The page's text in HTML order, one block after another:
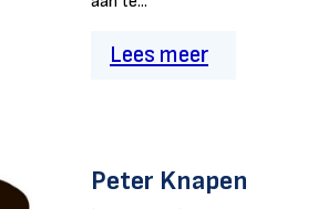
Lees meer
Peter Knapen